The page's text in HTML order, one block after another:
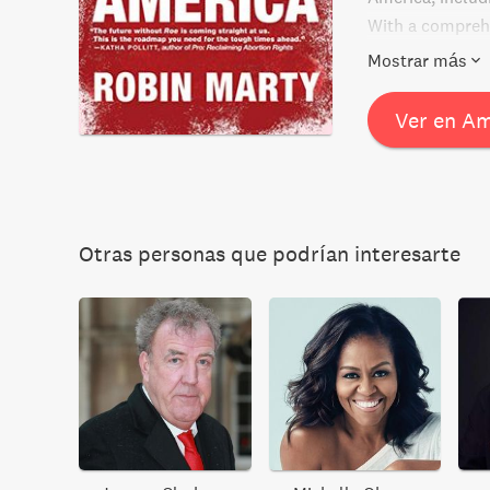
With a
anyone who
Mostrar más
Ver en
Otras personas que podrían interesarte